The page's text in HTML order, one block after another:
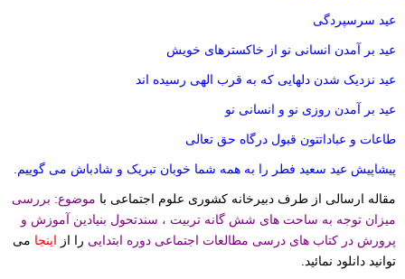
عید سرسپردگی
عید بر آمدن انسانی نو از خاکسترهای خویش
عید نزدیک شدن دلهایی که به قرب الهی رسیده اند
عید بر آمدن روزی نو و انسانی نو
طاعات و عباداتتون قبول درگاه حق تعالی
پیشاپیش عید سعید فطر را به همه شما خوبان تبریک و شادباش می گوییم.
مقاله ارسالی از طرف دبیرخانه کشوری علوم اجتماعی با موضوع: بررسی
میزان توجه به ساحت های شش گانه تربیت ، سندتحول بنیادین آموزش و
پرورش در کتاب های درسی مطالعات اجتماعی دوره ابتدایی را از اینجا می
توانید دانلود نمائید.